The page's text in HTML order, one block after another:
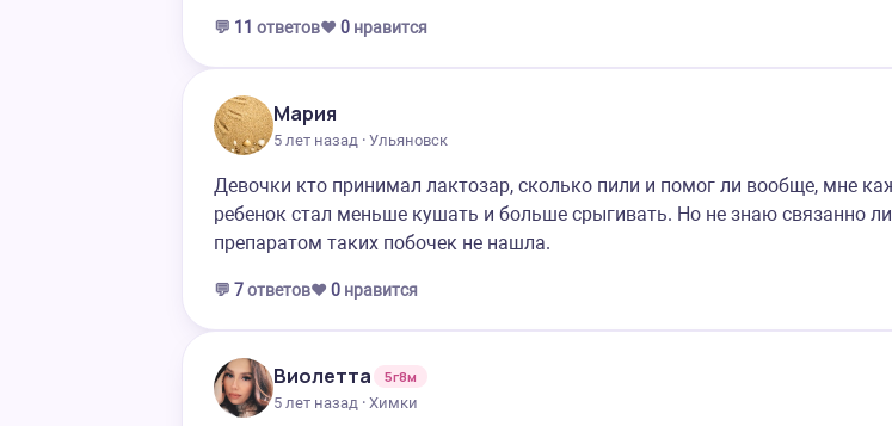
💬 11 ответов❤️ 0 нравится
Мария
5 лет назад · Ульяновск
Девочки кто принимал лактозар, сколько пили и помог ли вообще, мне
ребенок стал меньше кушать и больше срыгивать. Но не знаю связанно
препаратом таких побочек не нашла.
💬 7ответов❤️ 0 нравится
Виолетта
5г8м
5 лет назад · Химки